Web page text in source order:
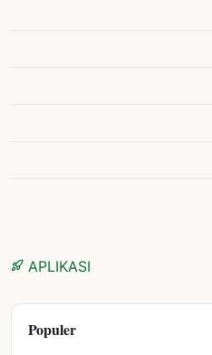
APLIKASI
Populer